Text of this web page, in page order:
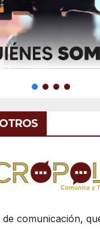
de comunicación,